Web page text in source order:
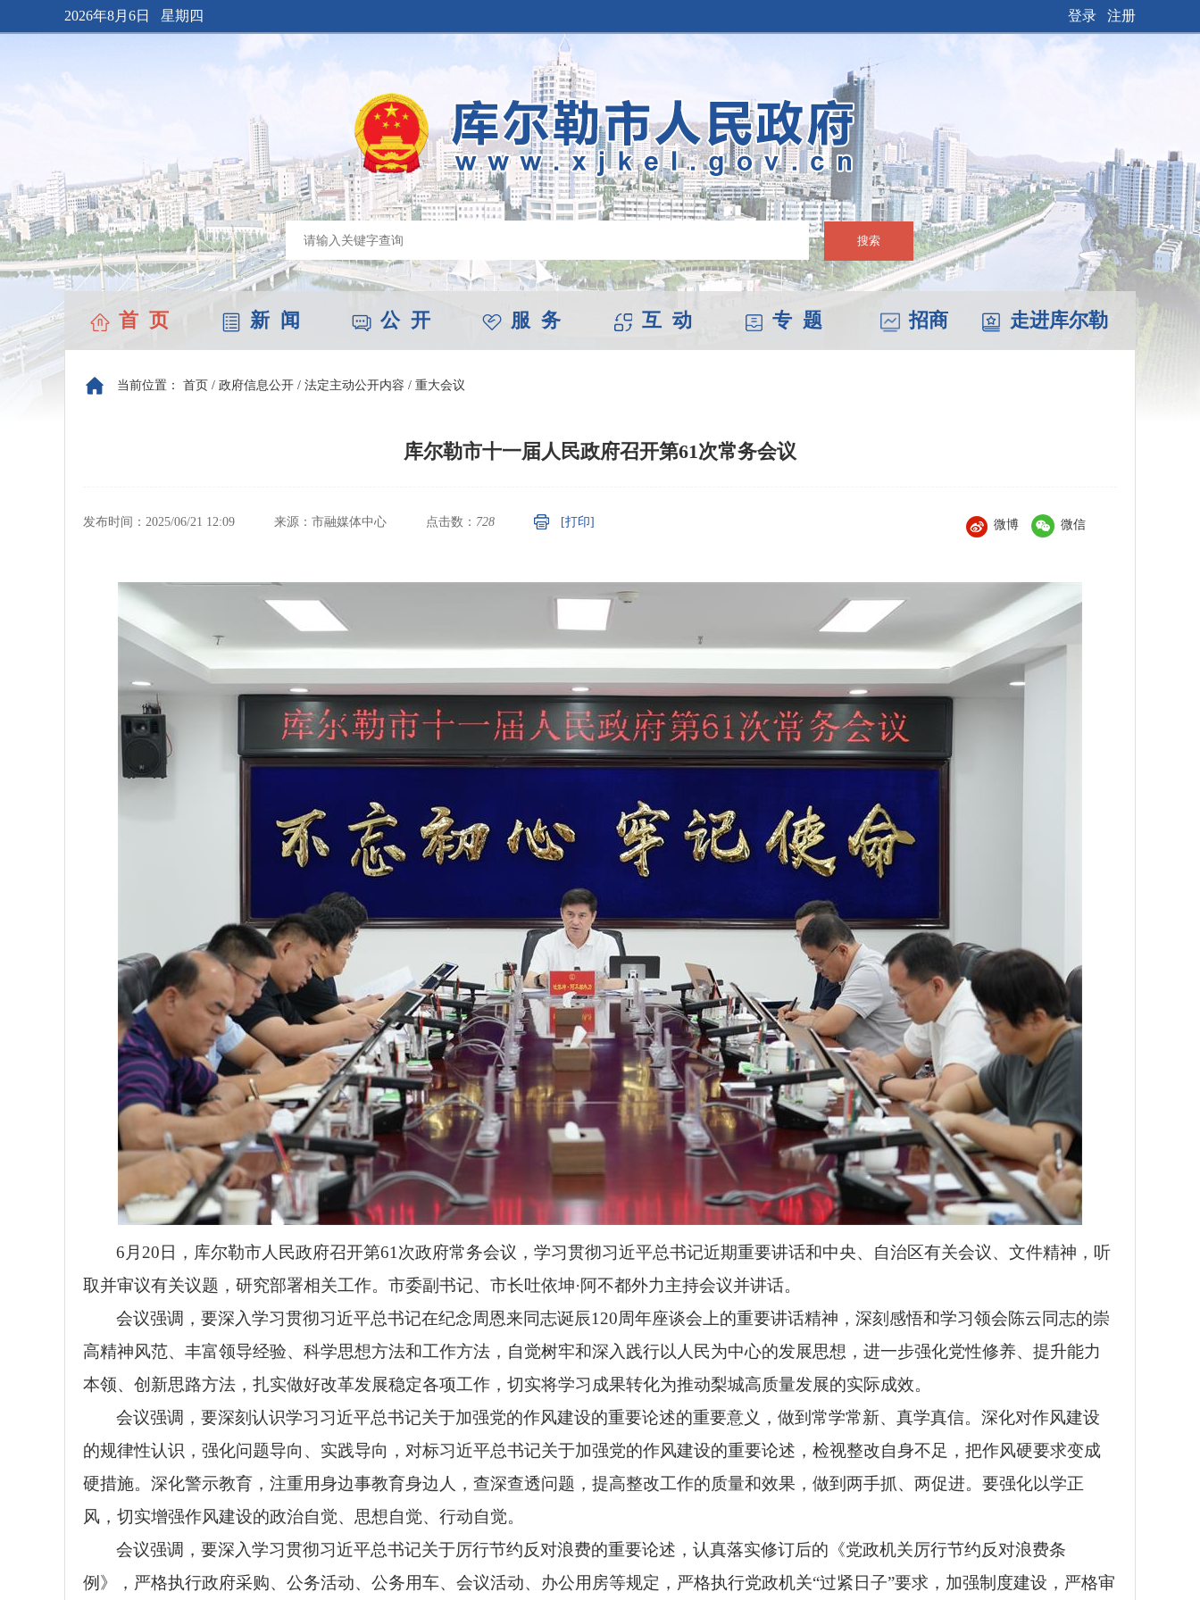
2026年8月6日 星期四 登录 注册
搜索
首 页 新 闻 公 开 服 务 互 动 专 题 招商 走进库尔勒
当前位置： 首页 / 政府信息公开 / 法定主动公开内容 / 重大会议
库尔勒市十一届人民政府召开第61次常务会议
发布时间：2025/06/21 12:09 来源：市融媒体中心 点击数： 728 [打印] 微博 微信
6月20日，库尔勒市人民政府召开第61次政府常务会议，学习贯彻习近平总书记近期重要讲话和中央、自治区有关会议、文件精神，听
取并审议有关议题，研究部署相关工作。市委副书记、市长吐依坤·阿不都外力主持会议并讲话。
会议强调，要深入学习贯彻习近平总书记在纪念周恩来同志诞辰120周年座谈会上的重要讲话精神 ，深刻感悟和学习领会陈云同志的崇
高精神风范、丰富领导经验、科学思想方法和工作方法，自觉树牢和深入践行以人民为中心的发展思想，进一步强化党性修养、提升能力
本领、创新思路方法，扎实做好改革发展稳定各项工作，切实将学习成果转化为推动梨城高质量发展的实际成效。
会议强调，要深刻认识学习习近平总书记关于加强党的作风建设的重要论述的重要意义，做到常学常新、真学真信。深化对作风建设
的规律性认识，强化问题导向、实践导向，对标习近平总书记关于加强党的作风建设的重要论述，检视整改自身不足，把作风硬要求变成
硬措施。深化警示教育，注重用身边事教育身边人，查深查透问题，提高整改工作的质量和效果，做到两手抓、两促进。要强化以学正
风，切实增强作风建设的政治自觉、思想自觉、行动自觉。
会议强调，要深入学习贯彻习近平总书记关于厉行节约反对浪费的重要论述，认真落实修订后的《党政机关厉行节约反对浪费条
例》，严格执行政府采购、公务活动、公务用车、会议活动、办公用房等规定，严格执行党政机关“过紧日子”要求，加强制度建设，严格审